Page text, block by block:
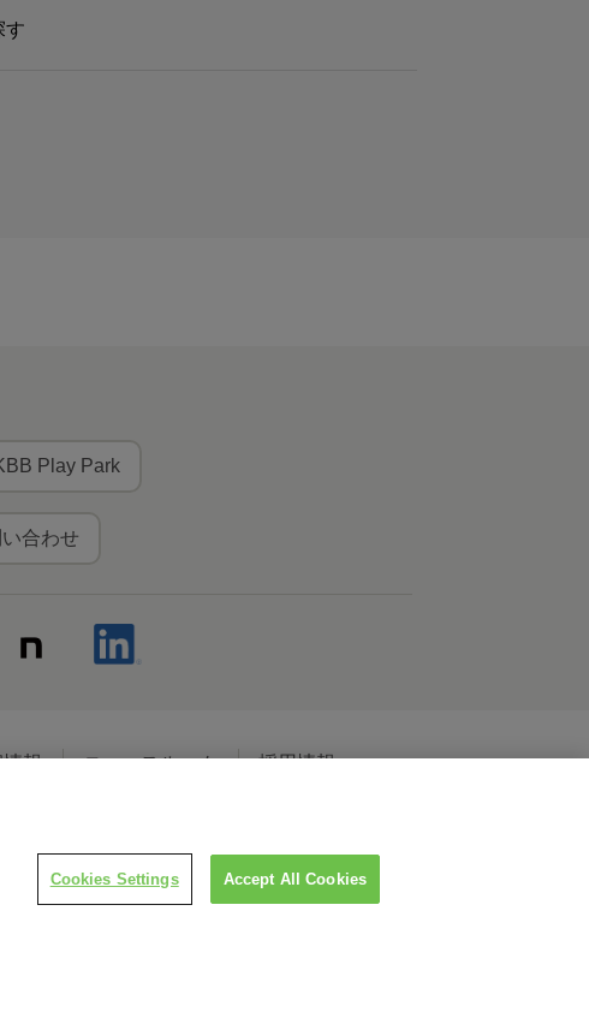
す
Play Park
合わせ
報 ニュースルーム 採用情報
Cookies Settings Accept All Cookies